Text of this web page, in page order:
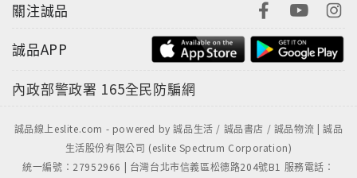
關注誠品
誠品APP
內政部警政署 165全民防騙網
誠品線上eslite.com - powered by 誠品生活 / 誠品書店 / 誠品物流 | 誠品
生活股份有限公司 (eslite Spectrum Corporation)
統一編號：27952966 | 台灣台北市信義區松德路204號B1 服務電話：